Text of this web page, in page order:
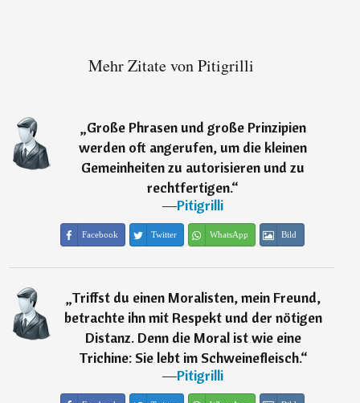
Mehr Zitate von Pitigrilli
„Große Phrasen und große Prinzipien
werden oft angerufen, um die kleinen
Gemeinheiten zu autorisieren und zu
rechtfertigen.“
―Pitigrilli
Facebook Twitter WhatsApp Bild
„Triffst du einen Moralisten, mein Freund,
betrachte ihn mit Respekt und der nötigen
Distanz. Denn die Moral ist wie eine
Trichine: Sie lebt im Schweinefleisch.“
―Pitigrilli